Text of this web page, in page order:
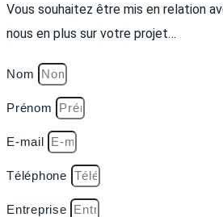
Vous souhaitez être mis en relation
nous en plus sur votre projet…
Nom
Prénom
E-mail
Téléphone
Entreprise